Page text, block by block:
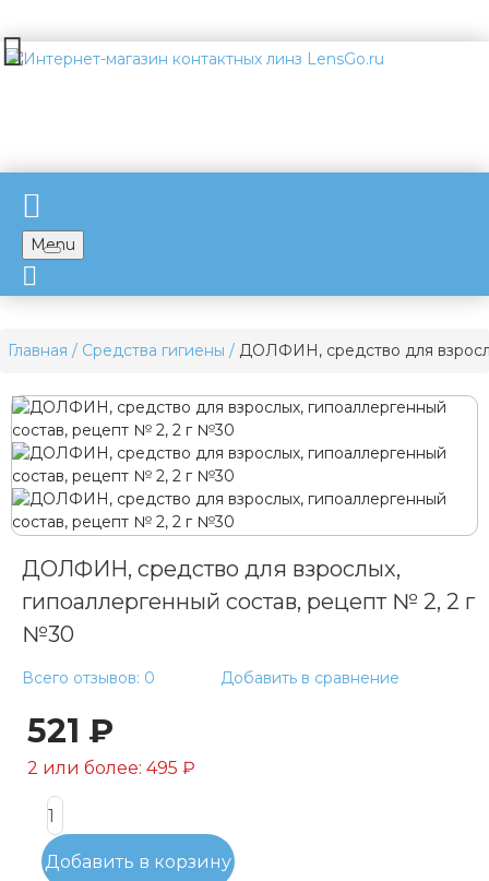
Menu
Главная Средства гигиены ДОЛФИН, средство для
ДОЛФИН, средство для взрослых,
гипоаллергенный состав, рецепт № 2, 2 г
№30
Всего отзывов: 0 Добавить в сравнение
521 ₽
2 или более: 495 ₽
Добавить в корзину